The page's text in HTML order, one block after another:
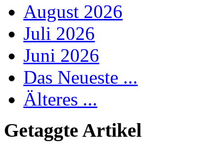
August 2026
Juli 2026
Juni 2026
Das Neueste ...
Älteres ...
Getaggte Artikel